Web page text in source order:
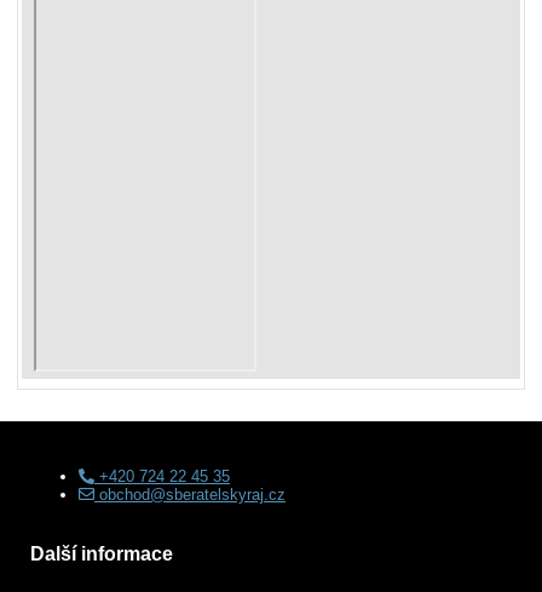
+420 724 22 45 35
obchod@sberatelskyraj.cz
Další informace